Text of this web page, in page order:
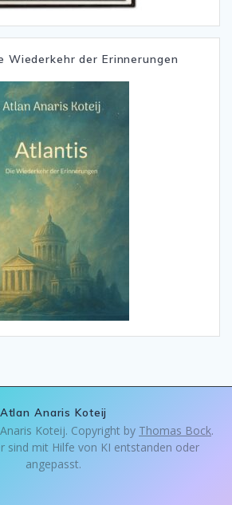
Wiederkehr der Erinnerungen
Atlan Anaris Koteij
Koteij. Copyright by Thomas Bock.
sind mit Hilfe von KI entstanden oder
angepasst.